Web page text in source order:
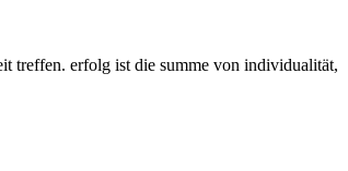
treffen. erfolg ist die summe von individualität,